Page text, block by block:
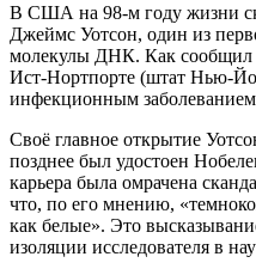
В США на 98-м году жизни
Джеймс Уотсон, один из
молекулы ДНК. Как сообщил
Ист-Нортпорте (штат Нью-
инфекционным
Своё главное открытие
позднее был удостоен
карьера была омрачена
что, по его мнению,
как белые». Это
изоляции исследователя в